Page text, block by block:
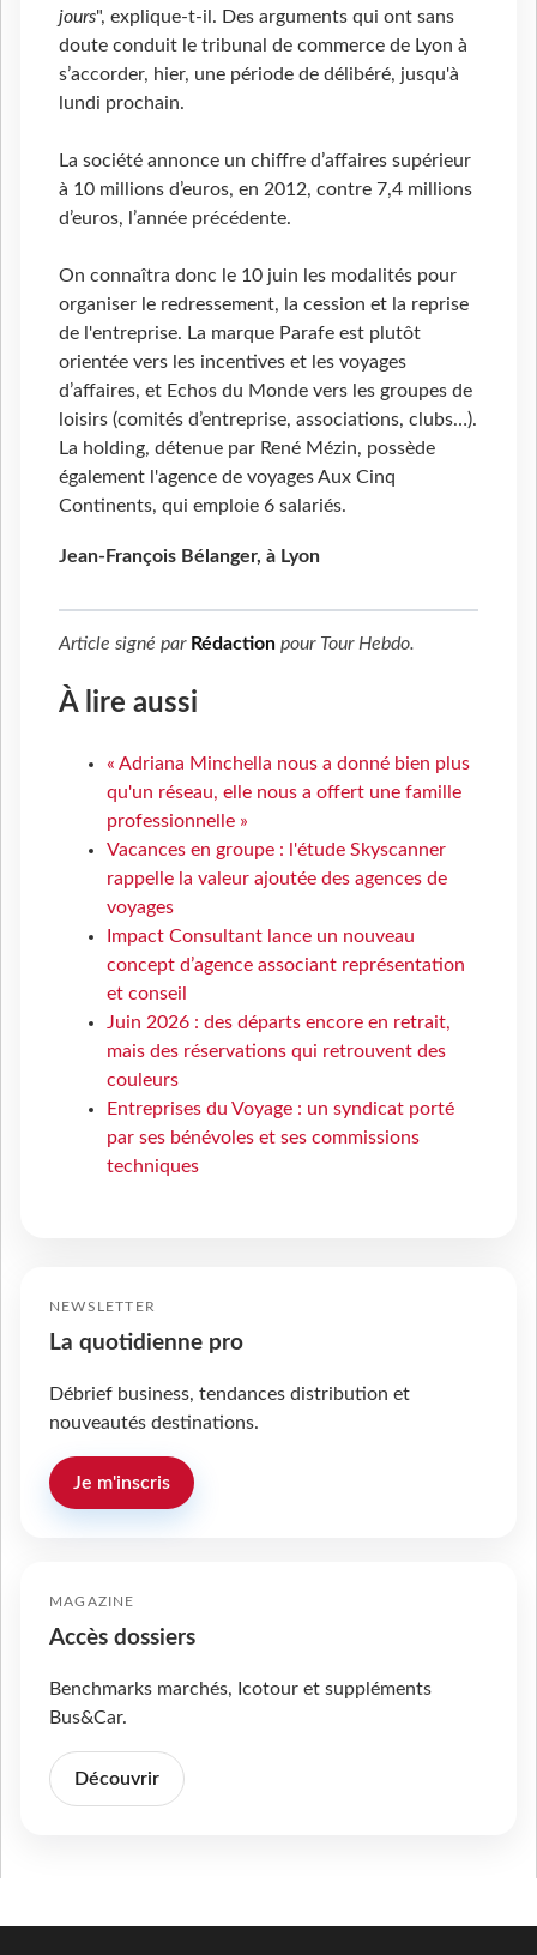
jours", explique-t-il. Des arguments qui ont sans
doute conduit le tribunal de commerce de Lyon à
s’accorder, hier, une période de délibéré, jusqu'à
lundi prochain.
La société annonce un chiffre d’affaires supérieur
à 10 millions d’euros, en 2012, contre 7,4 millions
d’euros, l’année précédente.
On connaîtra donc le 10 juin les modalités pour
organiser le redressement, la cession et la reprise
de l'entreprise. La marque Parafe est plutôt
orientée vers les incentives et les voyages
d’affaires, et Echos du Monde vers les groupes de
loisirs (comités d’entreprise, associations, clubs…).
La holding, détenue par René Mézin, possède
également l'agence de voyages Aux Cinq
Continents, qui emploie 6 salariés.
Jean-François Bélanger, à Lyon
Article signé par Rédaction pour Tour Hebdo.
À lire aussi
« Adriana Minchella nous a donné bien plus
qu'un réseau, elle nous a offert une famille
professionnelle »
Vacances en groupe : l'étude Skyscanner
rappelle la valeur ajoutée des agences de
voyages
Impact Consultant lance un nouveau
concept d’agence associant représentation
et conseil
Juin 2026 : des départs encore en retrait,
mais des réservations qui retrouvent des
couleurs
Entreprises du Voyage : un syndicat porté
par ses bénévoles et ses commissions
techniques
NEWSLETTER
La quotidienne pro
Débrief business, tendances distribution et
nouveautés destinations.
Je m'inscris
MAGAZINE
Accès dossiers
Benchmarks marchés, Icotour et suppléments
Bus&Car.
Découvrir